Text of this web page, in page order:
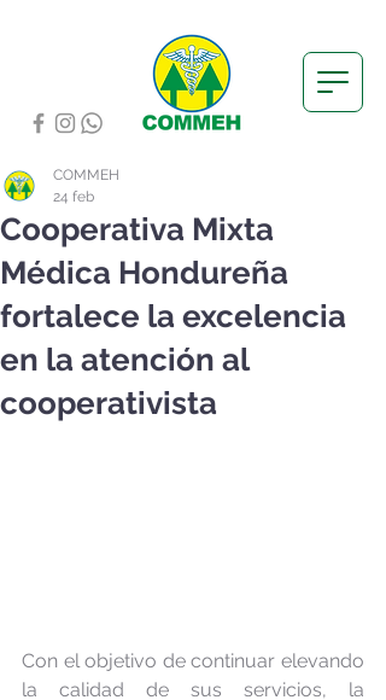
Cooperativa Mixta
Médica Hondureña
fortalece la excelencia
en la atención al
cooperativista
COMMEH
24 feb
Con el objetivo de continuar elevando
la calidad de sus servicios, la